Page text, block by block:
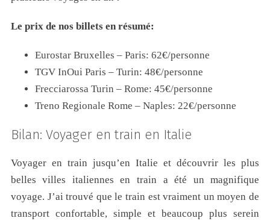
Le prix de nos billets en résumé:
Eurostar Bruxelles – Paris: 62€/personne
TGV InOui Paris – Turin: 48€/personne
Frecciarossa Turin – Rome: 45€/personne
Treno Regionale Rome – Naples: 22€/personne
Bilan: Voyager en train en Italie
Voyager en train jusqu’en Italie et découvrir les plus
belles villes italiennes en train a été un magnifique
voyage. J’ai trouvé que le train est vraiment un moyen de
transport confortable, simple et beaucoup plus serein